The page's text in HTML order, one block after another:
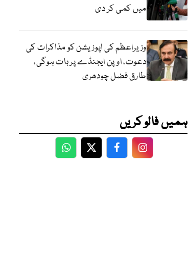
میں کمی کر دی
وزیراعظم کی اپوزیشن کو مذاکرات کی
دعوت، اوپن ایجنڈے پر بات ہوگی،
طارق فضل چودھری
ہمیں فالو کریں
WhatsApp
TwitterFacebookFacebook